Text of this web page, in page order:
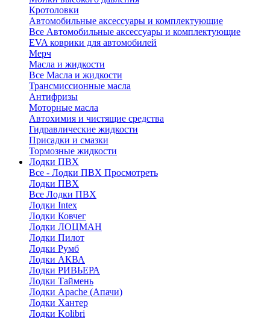
Кротоловки
Автомобильные аксессуары и комплектующие
Все Автомобильные аксессуары и комплектующие
EVA коврики для автомобилей
Мерч
Масла и жидкости
Все Масла и жидкости
Трансмиссионные масла
Антифризы
Моторные масла
Автохимия и чистящие средства
Гидравлические жидкости
Присадки и смазки
Тормозные жидкости
Лодки ПВХ
Все - Лодки ПВХ Просмотреть
Лодки ПВХ
Все Лодки ПВХ
Лодки Intex
Лодки Ковчег
Лодки ЛОЦМАН
Лодки Пилот
Лодки Румб
Лодки АКВА
Лодки РИВЬЕРА
Лодки Таймень
Лодки Apache (Апачи)
Лодки Хантер
Лодки Kolibri